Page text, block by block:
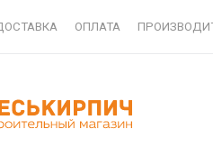
ОПЛАТА